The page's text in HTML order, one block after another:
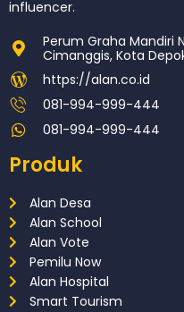
influencer.
Perum Graha Mandiri
Cimanggis, Kota
https://alan.co.id
081-994-999-444
081-994-999-444
Produk
Alan Desa
Alan School
Alan Vote
Pemilu Now
Alan Hospital
Smart Tourism